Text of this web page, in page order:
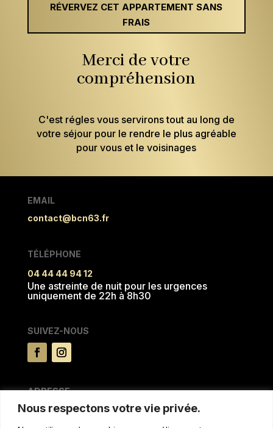
Nous respectons votre vie privée.
RÉVERVEZ CET APPARTEMENT SANS
FRAIS
Merci de votre
compréhension
C'est régles vous servirons tout au long de
votre séjour pour le rendre le plus agréable
pour vous et le voisinages
EMAIL
contact@bcn63.fr
TÉLÉPHONE
04 44 44 94 12
Une astreinte de nuit pour les urgences
uniquement de 22h à 8h30
SUIVEZ-NOUS
ADRESSE
15 rue du Pré la reine
63100 CLERMONT FERRAND